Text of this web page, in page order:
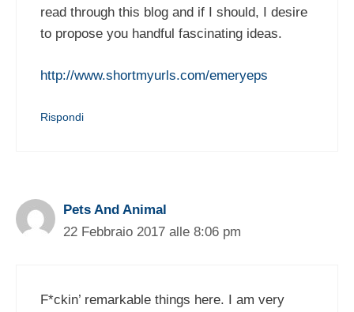
read through this blog and if I should, I desire
to propose you handful fascinating ideas.
http://www.shortmyurls.com/emeryeps
Rispondi
Pets And Animal
22 Febbraio 2017 alle 8:06 pm
F*ckin’ remarkable things here. I am very